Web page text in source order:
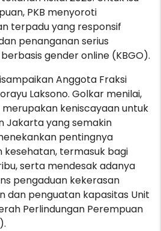
PKB menyoroti
terpadu yang responsif
penanganan serius
gender online (KBGO).
Anggota Fraksi
Laksono. Golkar menilai,
merupakan keniscayaan untuk
Jakarta yang semakin
pentingnya
termasuk bagi
serta mendesak adanya
pengaduan kekerasan
dan penguatan kapasitas Unit
Perlindungan Perempuan